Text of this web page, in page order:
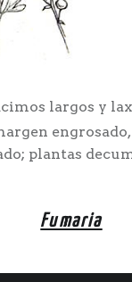
largos y
plantas
Fumaria